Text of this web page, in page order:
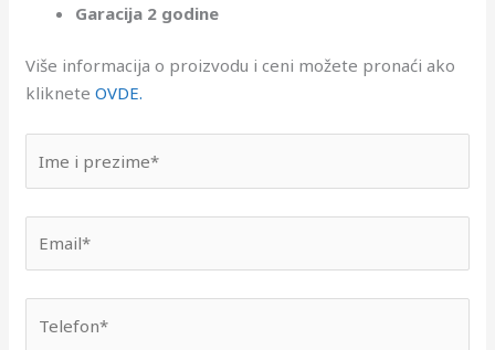
Garacija 2 godine
Više informacija o proizvodu i ceni možete pronaći ako
klikneteOVDE.